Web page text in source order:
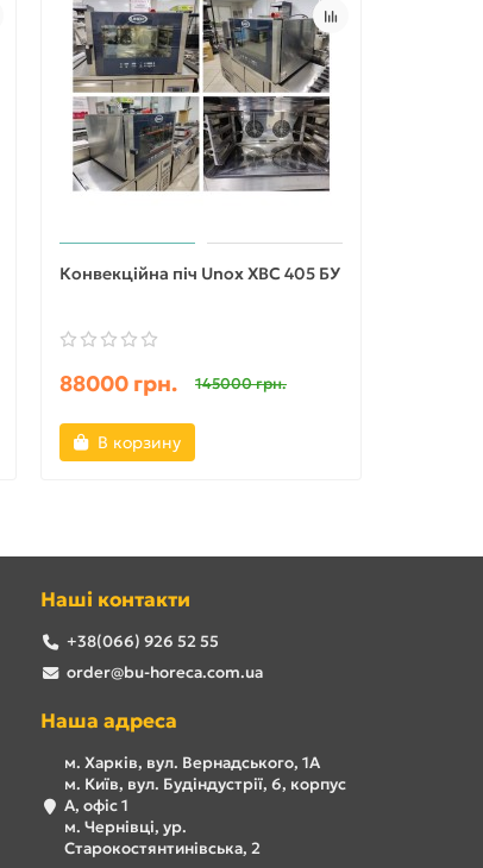
Конвекційна піч Unox XBC 405 БУ
88000 грн. 145000 грн.
В корзину
Наші контакти
+38(066) 926 52 55
order@bu-horeca.com.ua
Наша адреса
м. Харків, вул. Вернадського, 1А
м. Київ, вул. Будіндустрії, 6, корпус
А, офіс 1
м. Чернівці, ур.
Старокостянтинівська, 2